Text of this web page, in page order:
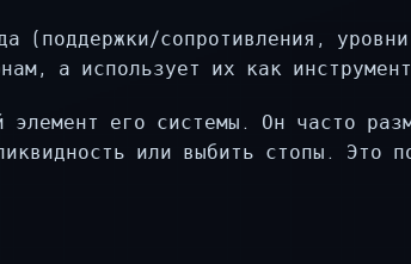
(поддержки/сопротивления,
а использует их как
элемент его системы. Он часто
или выбить стопы. Это